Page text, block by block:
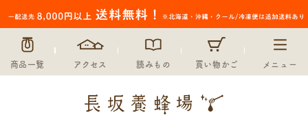
商品一覧 アクセス 読みもの 買い物かご メニュー